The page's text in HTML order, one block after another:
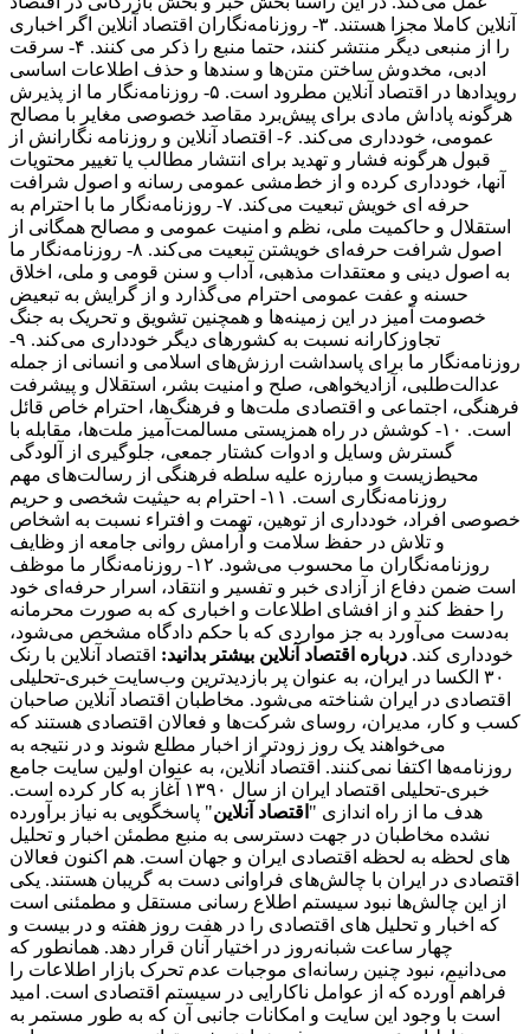
آنلاین کاملا مجزا هستند. ۳- روزنامه‌نگاران اقتصاد آنلاین اگر اخباری
را از منبعی دیگر منتشر کنند، حتما منبع را ذکر می کنند. ۴- سرقت
ادبی، مخدوش ساختن متن‌ها و سندها و حذف اطلاعات اساسی
رویدادها در اقتصاد آنلاین مطرود است. ۵- روزنامه‌نگار ما از پذیرش
هرگونه پاداش مادی برای پیش‌برد مقاصد خصوصی مغایر با مصالح
عمومی، خودداری می‌کند. ۶- اقتصاد آنلاین و روزنامه نگارانش از
قبول هرگونه فشار و تهدید برای انتشار مطالب یا تغییر محتویات
آنها، خودداری کرده و از خط‌مشی عمومی رسانه و اصول شرافت
حرفه ای خویش تبعیت می‌کند. ۷- روزنامه‌نگار ما با احترام به
استقلال و حاکمیت ملی، نظم و امنیت عمومی و مصالح همگانی از
اصول شرافت حرفه‌ای خویشتن تبعیت می‌کند. ۸- روزنامه‌نگار ما
به اصول دینی و معتقدات مذهبی، آداب و سنن قومی و ملی، اخلاق
حسنه و عفت عمومی احترام می‌گذارد و از گرایش به تبعیض
خصومت آمیز در این زمینه‌ها و همچنین تشویق و تحریک به جنگ
تجاوزکارانه نسبت به کشورهای دیگر خودداری می‌کند. ۹-
روزنامه‌نگار ما برای پاسداشت ارزش‌های اسلامی و انسانی از جمله
عدالت‌طلبی، آزادیخواهی، صلح و امنیت بشر، استقلال و پیشرفت
فرهنگی، اجتماعی و اقتصادی ملت‌ها و فرهنگ‌ها، احترام خاص قائل
است. ۱۰- کوشش در راه همزیستی مسالمت‌آمیز ملت‌ها، مقابله با
گسترش وسایل و ادوات کشتار جمعی، جلوگیری از آلودگی
محیط‌زیست و مبارزه علیه سلطه فرهنگی از رسالت‌های مهم
روزنامه‌نگاری است. ۱۱- احترام به حیثیت شخصی و حریم
خصوصی افراد، خودداری از توهین، تهمت و افتراء نسبت به اشخاص
و تلاش در حفظ سلامت و آرامش روانی جامعه از وظایف
روزنامه‌نگاران ما محسوب می‌شود. ۱۲- روزنامه‌نگار ما موظف
است ضمن دفاع از آزادی خبر و تفسیر و انتقاد، اسرار حرفه‌ای خود
را حفظ کند و از افشای اطلاعات و اخباری که به صورت محرمانه
به‌دست می‌آورد به جز مواردی که با حکم دادگاه مشخص می‌شود،
خودداری کند. درباره اقتصاد آنلاین بیشتر بدانید: اقتصاد آنلاین با رنک
۳۰ الکسا در ایران، به عنوان پر بازدیدترین وب‌سایت خبری-تحلیلی
اقتصادی در ایران شناخته می‌شود. مخاطبان اقتصاد آنلاین صاحبان
کسب و کار، مدیران، روسای شرکت‌ها و فعالان اقتصادی هستند که
می‌خواهند یک روز زودتر از اخبار مطلع شوند و در نتیجه به
روزنامه‌ها اکتفا نمی‌کنند. اقتصاد آنلاین، به عنوان اولین سایت جامع
خبری-تحلیلی اقتصاد ایران از سال ۱۳۹۰ آغاز به کار کرده است.
هدف ما از راه اندازی " اقتصاد آنلاین" پاسخگویی به نیاز برآورده
نشده مخاطبان در جهت دسترسی به منبع مطمئن اخبار و تحلیل
های لحظه به لحظه اقتصادی ایران و جهان است. هم اکنون فعالان
اقتصادی در ایران با چالش‌های فراوانی دست به گریبان هستند. یکی
از این چالش‌ها نبود سیستم اطلاع رسانی مستقل و مطمئنی است
که اخبار و تحلیل های اقتصادی را در هفت روز هفته و در بیست و
چهار ساعت شبانه‌روز در اختیار آنان قرار دهد. همانطور که
می‌دانیم، نبود چنین رسانه‌ای موجبات عدم تحرک بازار اطلاعات را
فراهم آورده که از عوامل ناکارایی در سیستم اقتصادی است. امید
است با وجود این سایت و امکانات جانبی آن که به طور مستمر به